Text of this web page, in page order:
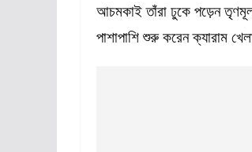
আচমকাই তাঁরা ঢুকে পড়েন তৃণমূল
পাশাপাশি শুরু করেন ক্যারাম